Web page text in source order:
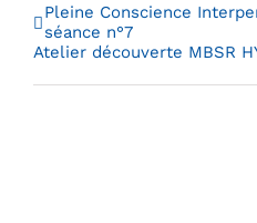
Pleine Conscience
séance n°7
Atelier découverte MBSR